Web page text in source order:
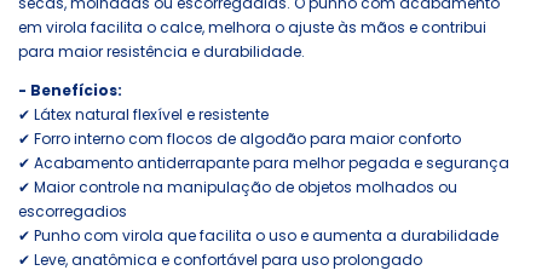
em virola facilita o calce, melhora o ajuste às mãos e contribui
para maior resistência e durabilidade.
- Benefícios:
✔ Látex natural flexível e resistente
✔ Forro interno com flocos de algodão para maior conforto
✔ Acabamento antiderrapante para melhor pegada e segurança
✔ Maior controle na manipulação de objetos molhados ou
escorregadios
✔ Punho com virola que facilita o uso e aumenta a durabilidade
✔ Leve, anatômica e confortável para uso prolongado